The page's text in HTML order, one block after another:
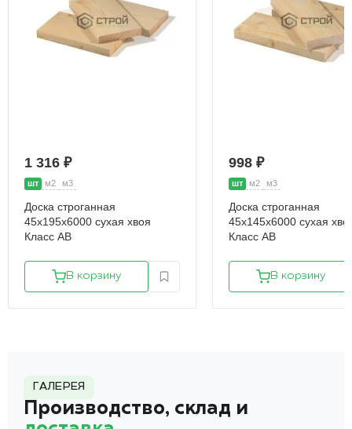
1 316 ₽
шт м2 м3
Доска строганная
45х195х6000 сухая хвоя
Класс АВ
В корзину
998 ₽
шт м2 м3
Доска строганная
45х145х6000 сухая
Класс АВ
В корзину
ГАЛЕРЕЯ
Производство, склад и